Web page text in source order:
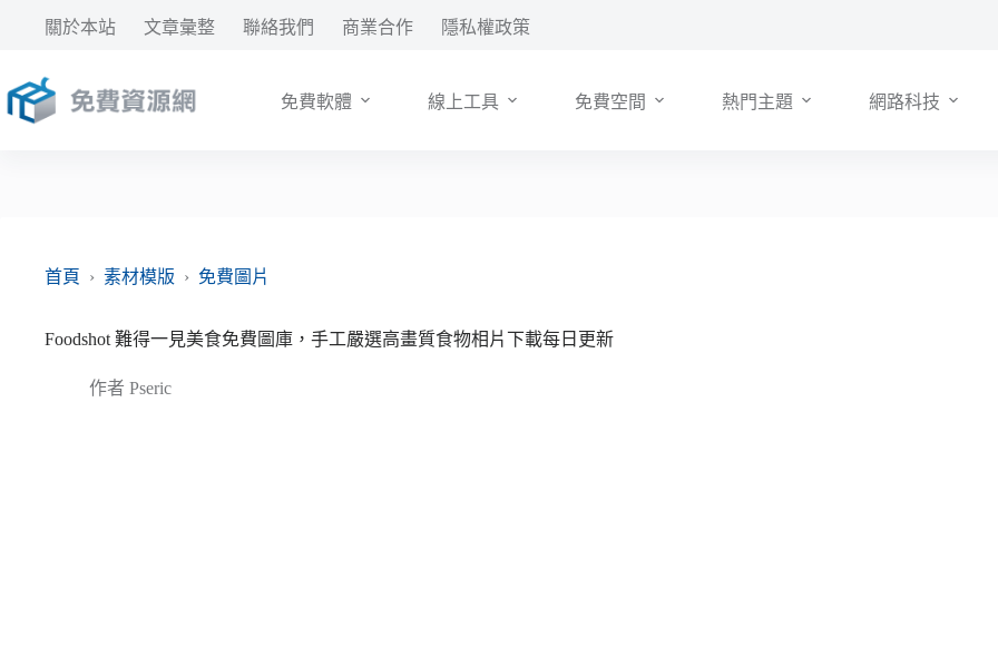
要
內
關於本站 文章彙整 聯絡我們 商業合作 隱私權政策
免費軟體 線上工具 免費空間 熱門主題 網路科技
首頁 › 素材模版 › 免費圖片
Foodshot 難得一見美食免費圖庫，手工嚴選高畫質食物相片下載每日更新
作者 Pseric